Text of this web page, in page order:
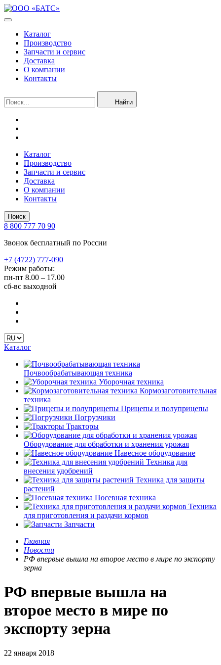
Каталог
Производство
Запчасти и сервис
Доставка
О компании
Контакты
Найти
Каталог
Производство
Запчасти и сервис
Доставка
О компании
Контакты
Поиск
8 800 777 70 90
Звонок бесплатный по России
+7 (4722) 777-090
Режим работы:
пн-пт 8.00 – 17.00
сб-вс выходной
Каталог
Почвообрабатывающая техника
Уборочная техника
Кормозаготовительная
техника
Прицепы и полуприцепы
Погрузчики
Тракторы
Оборудование для обработки и хранения урожая
Навесное оборудование
Техника для
внесения удобрений
Техника для защиты
растений
Посевная техника
Техника
для приготовления и раздачи кормов
Запчасти
Главная
Новости
РФ впервые вышла на второе место в мире по экспорту
зерна
РФ впервые вышла на
второе место в мире по
экспорту зерна
22 января 2018